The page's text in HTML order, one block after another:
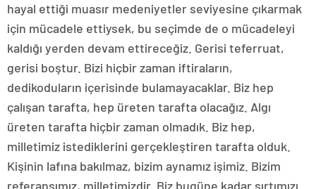
hayal ettiği muasır medeniyetler seviyesine çıkarmak
için mücadele ettiysek, bu seçimde de o mücadeleyi
kaldığı yerden devam ettireceğiz. Gerisi teferruat,
gerisi boştur. Bizi hiçbir zaman iftiraların,
dedikoduların içerisinde bulamayacaklar. Biz hep
çalışan tarafta, hep üreten tarafta olacağız. Algı
üreten tarafta hiçbir zaman olmadık. Biz hep,
milletimiz istediklerini gerçekleştiren tarafta olduk.
Kişinin lafına bakılmaz, bizim aynamız işimiz. Bizim
referansımız, milletimizdir. Biz bugüne kadar sırtımızı